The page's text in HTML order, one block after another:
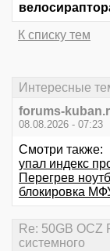
К списку тем
Интересные
forums-
08.08.2026 - 07:23
Смотри также:
упал индекс
Перегрев
блокировка
Re: 50GB OCZ
системного